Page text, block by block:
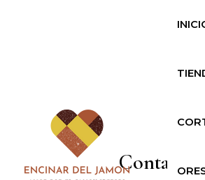
Contacto